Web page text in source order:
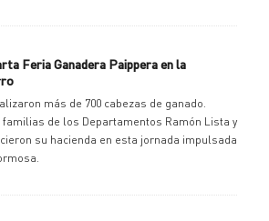
Feria Ganadera Paippera en la
más de 700 cabezas de ganado.
familias de los Departamentos Ramón Lista y
su hacienda en esta jornada impulsada